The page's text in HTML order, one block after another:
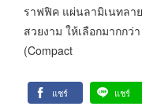
ราฟฟิค แผ่นลามิเนทลา
สวยงาม ให้เลือกมากก
(Compact
แชร์ แชร์